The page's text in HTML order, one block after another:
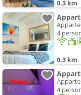
0.3 km
4
0.3 km
4